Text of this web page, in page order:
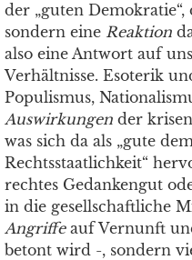
der „guten
sondern eine Reaktion
also eine Antwort auf
Verhältnisse. Esoterik
Populismus,
Auswirkungen der
was sich da als „gute
Rechtsstaatlichkeit“
rechtes Gedankengut
in die gesellschaftliche
Angriffeauf Vernunft
betont wird -, sondern